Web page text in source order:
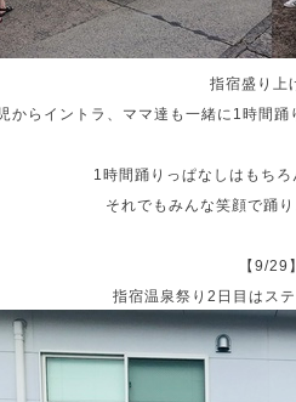
指宿盛り上
からイントラ、ママ達も一緒に1時間
1時間踊りっぱなしはもち
それでもみんな笑顔で踊
【9/29】
指宿温泉祭り2日目はス